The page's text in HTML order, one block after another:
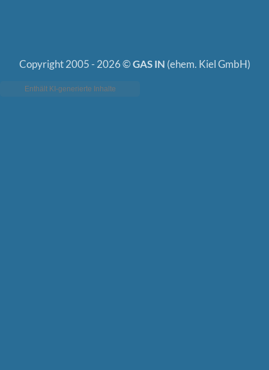
Copyright 2005 - 2026 ©GAS IN (ehem. Kiel GmbH)